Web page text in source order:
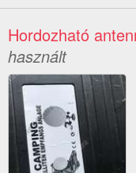
Hordozható
használt